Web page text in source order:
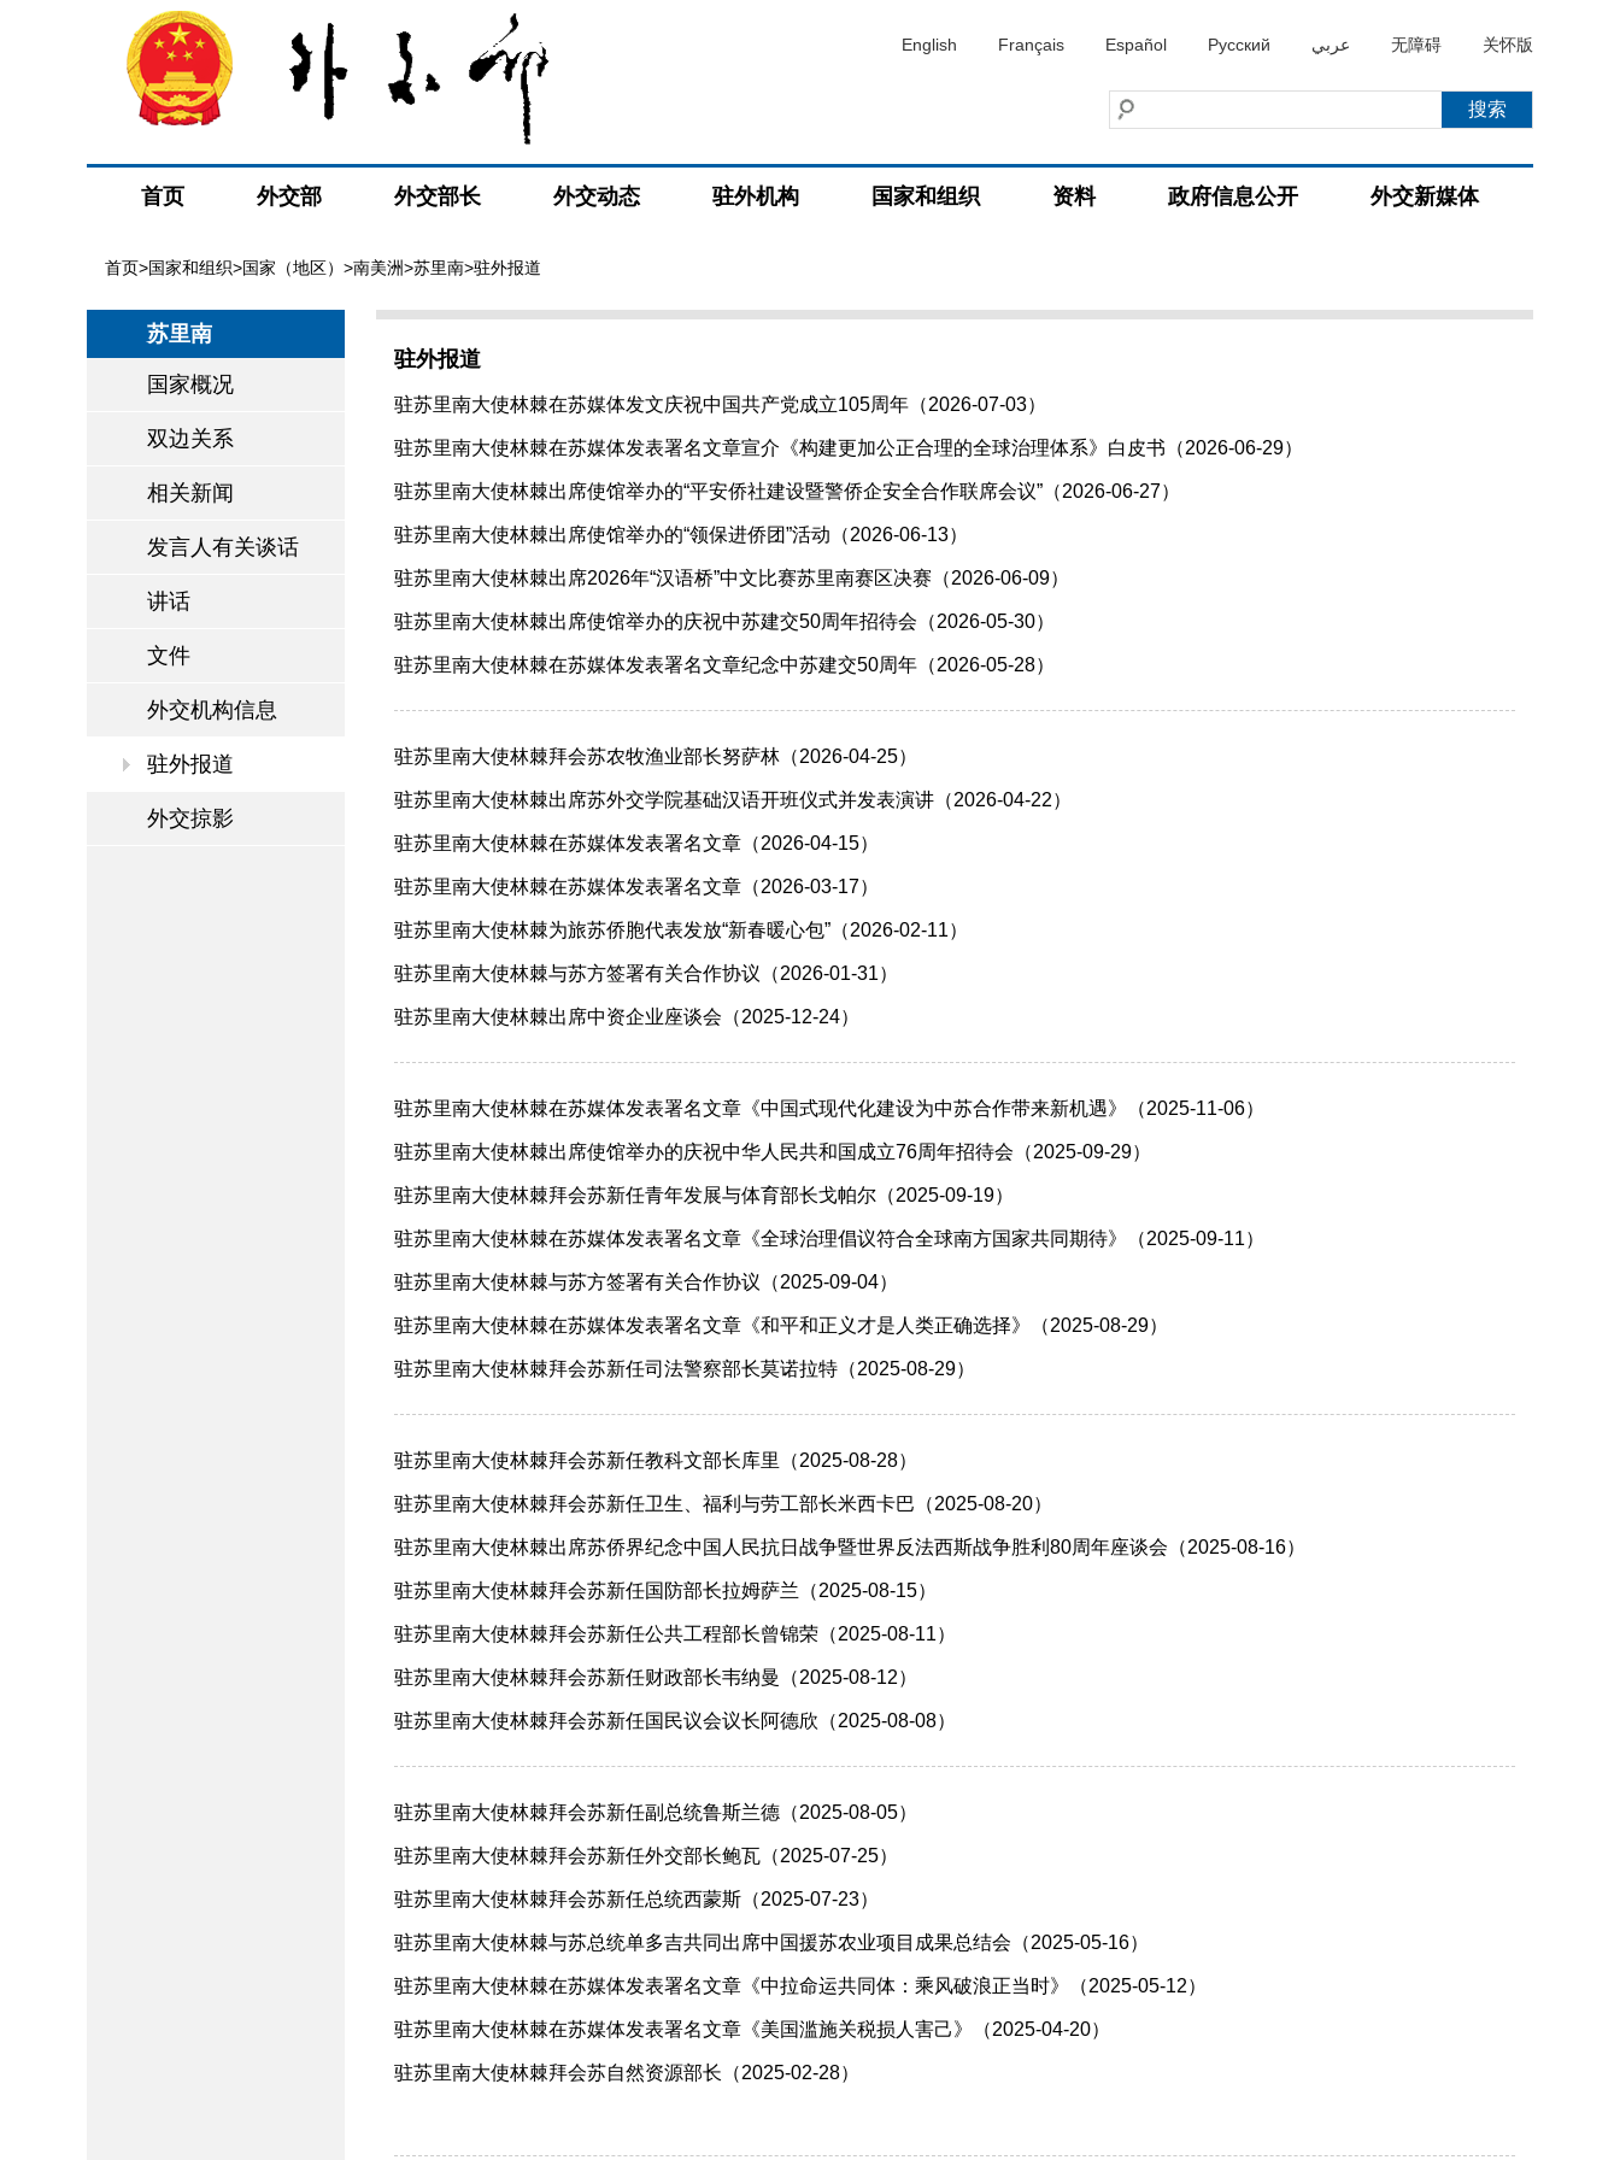
English Français Español Русский عربي 无障碍 关怀版
首页 外交部 外交部长 外交动态 驻外机构 国家和组织 资料 政府信息公开 外交新媒体
首页>国家和组织>国家（地区） >南美洲>苏里南>驻外报道
苏里南
国家概况
双边关系
相关新闻
发言人有关谈话
讲话
文件
外交机构信息
驻外报道
外交掠影
驻外报道
驻苏里南大使林棘在苏媒体发文庆祝中国共产党成立105周年（2026-07-03）
驻苏里南大使林棘在苏媒体发表署名文章宣介《构建更加公正合理的全球治理体系》白皮书（2026-06-29）
驻苏里南大使林棘出席使馆举办的“平安侨社建设暨警侨企安全合作联席会议”（2026-06-27）
驻苏里南大使林棘出席使馆举办的“领保进侨团”活动（2026-06-13）
驻苏里南大使林棘出席2026年“汉语桥”中文比赛苏里南赛区决赛（2026-06-09）
驻苏里南大使林棘出席使馆举办的庆祝中苏建交50周年招待会（2026-05-30）
驻苏里南大使林棘在苏媒体发表署名文章纪念中苏建交50周年（2026-05-28）
驻苏里南大使林棘拜会苏农牧渔业部长努萨林（2026-04-25）
驻苏里南大使林棘出席苏外交学院基础汉语开班仪式并发表演讲（2026-04-22）
驻苏里南大使林棘在苏媒体发表署名文章（2026-04-15）
驻苏里南大使林棘在苏媒体发表署名文章（2026-03-17）
驻苏里南大使林棘为旅苏侨胞代表发放“新春暖心包”（2026-02-11）
驻苏里南大使林棘与苏方签署有关合作协议（2026-01-31）
驻苏里南大使林棘出席中资企业座谈会（2025-12-24）
驻苏里南大使林棘在苏媒体发表署名文章《中国式现代化建设为中苏合作带来新机遇》（2025-11-06）
驻苏里南大使林棘出席使馆举办的庆祝中华人民共和国成立76周年招待会（2025-09-29）
驻苏里南大使林棘拜会苏新任青年发展与体育部长戈帕尔（2025-09-19）
驻苏里南大使林棘在苏媒体发表署名文章《全球治理倡议符合全球南方国家共同期待》（2025-09-11）
驻苏里南大使林棘与苏方签署有关合作协议（2025-09-04）
驻苏里南大使林棘在苏媒体发表署名文章《和平和正义才是人类正确选择》（2025-08-29）
驻苏里南大使林棘拜会苏新任司法警察部长莫诺拉特（2025-08-29）
驻苏里南大使林棘拜会苏新任教科文部长库里（2025-08-28）
驻苏里南大使林棘拜会苏新任卫生、福利与劳工部长米西卡巴（2025-08-20）
驻苏里南大使林棘出席苏侨界纪念中国人民抗日战争暨世界反法西斯战争胜利80周年座谈会（2025-08-16）
驻苏里南大使林棘拜会苏新任国防部长拉姆萨兰（2025-08-15）
驻苏里南大使林棘拜会苏新任公共工程部长曾锦荣（2025-08-11）
驻苏里南大使林棘拜会苏新任财政部长韦纳曼（2025-08-12）
驻苏里南大使林棘拜会苏新任国民议会议长阿德欣（2025-08-08）
驻苏里南大使林棘拜会苏新任副总统鲁斯兰德（2025-08-05）
驻苏里南大使林棘拜会苏新任外交部长鲍瓦（2025-07-25）
驻苏里南大使林棘拜会苏新任总统西蒙斯（2025-07-23）
驻苏里南大使林棘与苏总统单多吉共同出席中国援苏农业项目成果总结会（2025-05-16）
驻苏里南大使林棘在苏媒体发表署名文章《中拉命运共同体：乘风破浪正当时》（2025-05-12）
驻苏里南大使林棘在苏媒体发表署名文章《美国滥施关税损人害己》（2025-04-20）
驻苏里南大使林棘拜会苏自然资源部长（2025-02-28）